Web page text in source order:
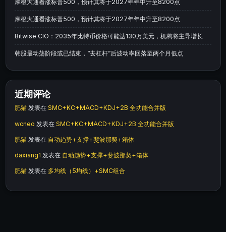
摩根大通看涨标普500，预计其将于2027年年中升至8200点
摩根大通看涨标普500，预计其将于2027年年中升至8200点
Bitwise CIO：2035年比特币价格可能达130万美元，机构将主导增长
韩股最动荡阶段或已结束，“去杠杆”后波动率回落至两个月低点
近期评论
肥猫 发表在 SMC+KC+MACD+KDJ+2B 全功能合并版
wcneo 发表在 SMC+KC+MACD+KDJ+2B 全功能合并版
肥猫 发表在 自动趋势+支撑+斐波那契+箱体
daxiang1 发表在 自动趋势+支撑+斐波那契+箱体
肥猫 发表在 多均线（5均线）+SMC组合